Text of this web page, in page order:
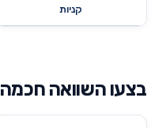
קניות
בצעו השוואה חכמה